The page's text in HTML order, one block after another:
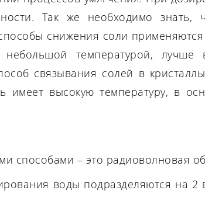
Так же необходимо знать,
снижения соли
температурой, лучше
связывания солей в
имеет высокую температуру, в
способами – это радиоволновая
воды подразделяются на 2